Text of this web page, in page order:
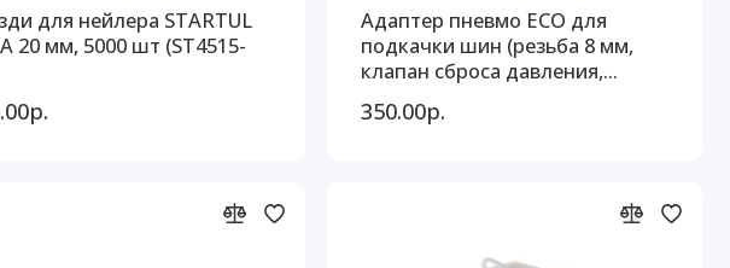
для нейлера STARTUL
20 мм, 5000 шт (ST4515-
Адаптер пневмо ECO для
подкачки шин (резьба 8 мм,
клапан сброса давления,
350.00р.